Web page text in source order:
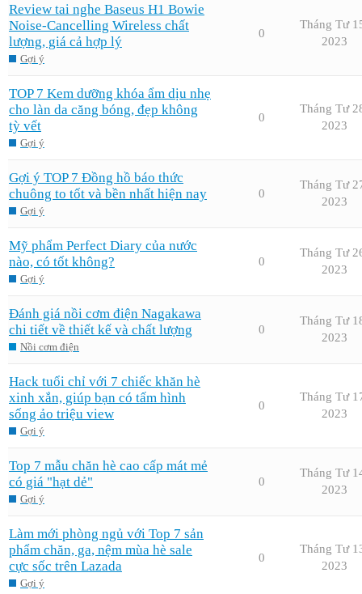
Review tai nghe Baseus H1 Bowie
Noise-Cancelling Wireless chất
lượng, giá cả hợp lý
Gợi ý
0
Tháng Tư
2023
TOP 7 Kem dưỡng khóa ẩm dịu nhẹ
cho làn da căng bóng, đẹp không
tỳ vết
Gợi ý
0
Tháng Tư
2023
Gợi ý TOP 7 Đồng hồ báo thức
chuông to tốt và bền nhất hiện nay
Gợi ý
0
Tháng Tư
2023
Mỹ phẩm Perfect Diary của nước
nào, có tốt không?
Gợi ý
0
Tháng Tư
2023
Đánh giá nồi cơm điện Nagakawa
chi tiết về thiết kế và chất lượng
Nồi cơm điện
0
Tháng Tư
2023
Hack tuổi chỉ với 7 chiếc khăn hè
xinh xắn, giúp bạn có tấm hình
sống ảo triệu view
Gợi ý
0
Tháng Tư
2023
Top 7 mẫu chăn hè cao cấp mát mẻ
có giá "hạt dẻ"
Gợi ý
0
Tháng Tư
2023
Làm mới phòng ngủ với Top 7 sản
phẩm chăn, ga, nệm mùa hè sale
cực sốc trên Lazada
Gợi ý
0
Tháng Tư
2023